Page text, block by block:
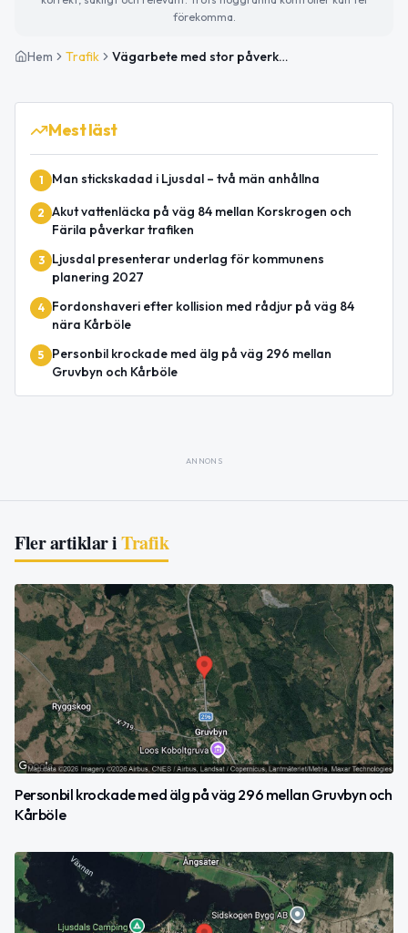
förekomma.
Hem Trafik Vägarbete med stor påverkan på väg 84 vid Ljusdal pågår till 30 juni
Mest läst
1 Man stickskadad i Ljusdal – två män anhållna
2 Akut vattenläcka på väg 84 mellan Korskrogen och
Färila påverkar trafiken
3
Ljusdal presenterar underlag för kommunens
planering 2027
4
Fordonshaveri efter kollision med rådjur på väg 84
nära Kårböle
5
Personbil krockade med älg på väg 296 mellan
Gruvbyn och Kårböle
ANNONS
Fler artiklar iTrafik
Personbil krockade med älg på väg 296 mellan Gruvbyn och
Kårböle